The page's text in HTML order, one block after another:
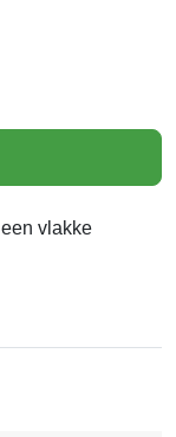
vlakke